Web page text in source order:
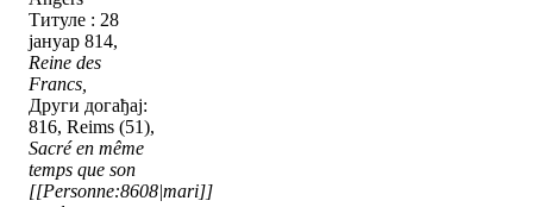
Титуле : 28
јануар 814,
Reine des
Francs,
Други догађај:
816, Reims (51),
Sacré en même
temps que son
[[Personne:8608|mari]]